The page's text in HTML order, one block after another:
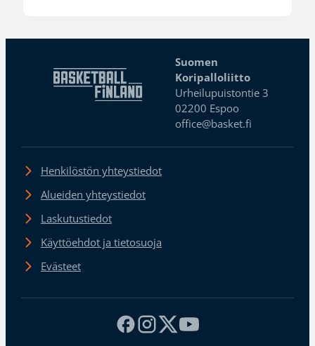
Suomen
Koripalloliitto
Urheilupuistontie 3
02200 Espoo
office@basket.fi
Henkilöstön yhteystiedot
Alueiden yhteystiedot
Laskutustiedot
Käyttöehdot ja tietosuoja
Evästeet